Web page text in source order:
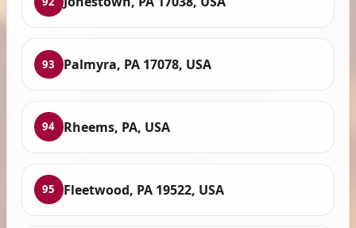
93 Palmyra, PA 17078, USA
94 Rheems, PA, USA
95 Fleetwood, PA 19522, USA